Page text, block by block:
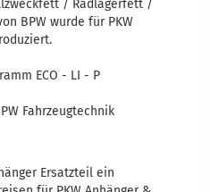
/ Radlagerfett /
BPW wurde für PKW
ECO - LI - P
Fahrzeugtechnik
Ersatzteil ein